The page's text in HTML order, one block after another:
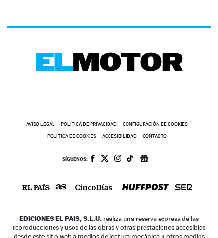
AVISO LEGAL POLÍTICA DE PRIVACIDAD CONFIGURACIÓN DE COOKIES
POLÍTICA DE COOKIES ACCESIBILIDAD CONTACTO
SÍGUENOS:
EDICIONES EL PAIS, S.L.U. realiza una reserva expresa de las
reproducciones y usos de las obras y otras prestaciones accesibles
desde este sitio web a medios de lectura mecánica u otros medios